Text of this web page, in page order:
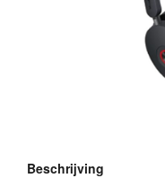
Beschrijving